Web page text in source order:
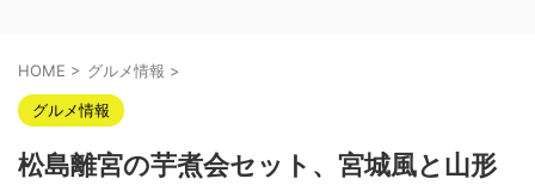
HOME > グルメ情報 >
グルメ情報
松島離宮の芋煮会セット、宮城風と山形